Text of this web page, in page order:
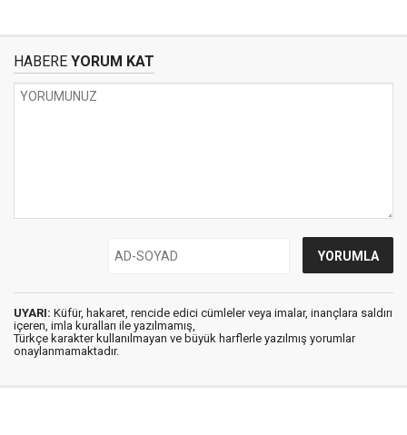
HABERE YORUM KAT
UYARI: Küfür, hakaret, rencide edici cümleler veya imalar, inançlara saldırı
içeren, imla kuralları ile yazılmamış,
Türkçe karakter kullanılmayan ve büyük harflerle yazılmış yorumlar
onaylanmamaktadır.